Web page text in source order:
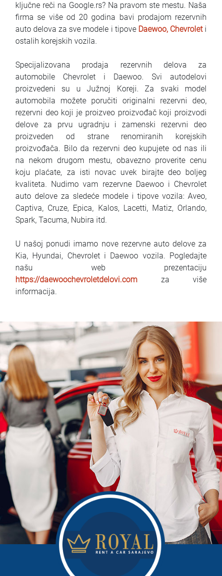
Najčešća pitanja
Blog
EN
ključne reči na Google.rs? Na pravom ste mestu. Naša
firma se više od 20 godina bavi prodajom rezervnih
auto delova za sve modele i tipove Daewoo, Chevroleti
ostalih korejskih vozila.
Specijalizovana prodaja rezervnih delova za
automobile Chevrolet i Daewoo. Svi autodelovi
proizvedeni su u Južnoj Koreji. Za svaki model
automobila možete poručiti originalni rezervni deo,
rezervni deo koji je proizveo proizvođač koji proizvodi
delove za prvu ugradnju i zamenski rezervni deo
proizveden od strane renomiranih korejskih
proizvođača. Bilo da rezervni deo kupujete od nas ili
na nekom drugom mestu, obavezno proverite cenu
koju plaćate, za isti novac uvek birajte deo boljeg
kvaliteta. Nudimo vam rezervne Daewoo i Chevrolet
auto delove za sledeće modele i tipove vozila: Aveo,
Captiva, Cruze, Epica, Kalos, Lacetti, Matiz, Orlando,
Spark, Tacuma, Nubira itd.
U našoj ponudi imamo nove rezervne auto delove za
Kia, Hyundai, Chevrolet i Daewoo vozila. Pogledajte
našu web prezentaciju
https://daewoochevroletdelovi.com za više
informacija.